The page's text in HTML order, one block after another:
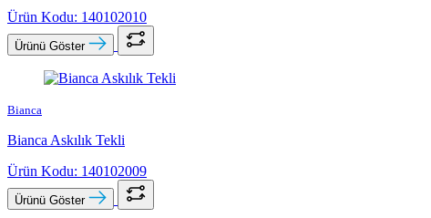
Ürün Kodu: 140102010
Ürünü Göster
Bianca
Bianca Askılık Tekli
Ürün Kodu: 140102009
Ürünü Göster